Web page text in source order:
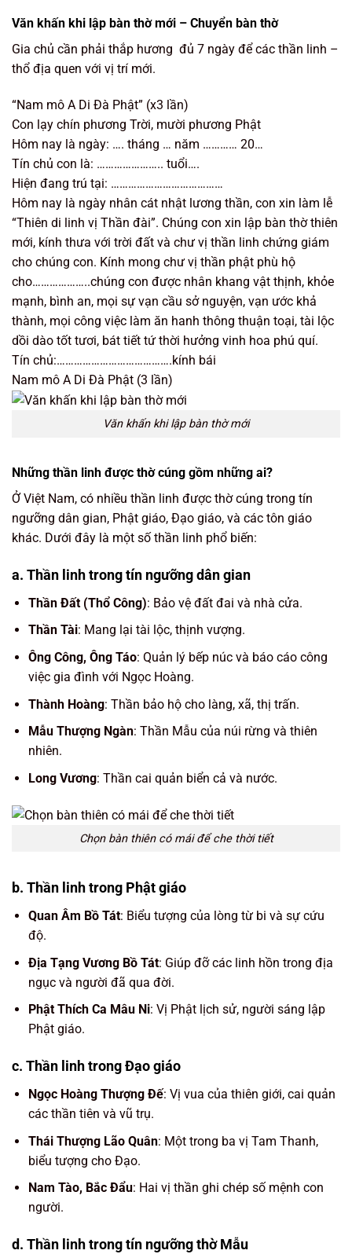
Văn khấn khi lập bàn thờ mới – Chuyển bàn thờ
Gia chủ cần phải thắp hương đủ 7 ngày để các thần linh –
thổ địa quen với vị trí mới.
“Nam mô A Di Đà Phật” (x3 lần)
Con lạy chín phương Trời, mười phương Phật
Hôm nay là ngày: …. tháng … năm ………… 20…
Tín chủ con là: ………………….. tuổi….
Hiện đang trú tại: …………………………………
Hôm nay là ngày nhân cát nhật lương thần, con xin làm lễ
“Thiên di linh vị Thần đài”. Chúng con xin lập bàn thờ thiên
mới, kính thưa với trời đất và chư vị thần linh chứng giám
cho chúng con. Kính mong chư vị thần phật phù hộ
cho………………..chúng con được nhân khang vật thịnh, khỏe
mạnh, bình an, mọi sự vạn cầu sở nguyện, vạn ước khả
thành, mọi công việc làm ăn hanh thông thuận toại, tài lộc
dồi dào tốt tươi, bát tiết tứ thời hưởng vinh hoa phú quí.
Tín chủ:………………………………….kính bái
Nam mô A Di Đà Phật (3 lần)
Văn khấn khi lập bàn thờ mới
Những thần linh được thờ cúng gồm những ai?
Ở Việt Nam, có nhiều thần linh được thờ cúng trong tín
ngưỡng dân gian, Phật giáo, Đạo giáo, và các tôn giáo
khác. Dưới đây là một số thần linh phổ biến:
a. Thần linh trong tín ngưỡng dân gian
Thần Đất (Thổ Công): Bảo vệ đất đai và nhà cửa.
Thần Tài: Mang lại tài lộc, thịnh vượng.
Ông Công, Ông Táo: Quản lý bếp núc và báo cáo công
việc gia đình với Ngọc Hoàng.
Thành Hoàng: Thần bảo hộ cho làng, xã, thị trấn.
Mẫu Thượng Ngàn: Thần Mẫu của núi rừng và thiên
nhiên.
Long Vương: Thần cai quản biển cả và nước.
Chọn bàn thiên có mái để che thời tiết
b. Thần linh trong Phật giáo
Quan Âm Bồ Tát: Biểu tượng của lòng từ bi và sự cứu
độ.
Địa Tạng Vương Bồ Tát: Giúp đỡ các linh hồn trong địa
ngục và người đã qua đời.
Phật Thích Ca Mâu Ni: Vị Phật lịch sử, người sáng lập
Phật giáo.
c. Thần linh trong Đạo giáo
Ngọc Hoàng Thượng Đế: Vị vua của thiên giới, cai quản
các thần tiên và vũ trụ.
Thái Thượng Lão Quân: Một trong ba vị Tam Thanh,
biểu tượng cho Đạo.
Nam Tào, Bắc Đẩu: Hai vị thần ghi chép số mệnh con
người.
d. Thần linh trong tín ngưỡng thờ Mẫu